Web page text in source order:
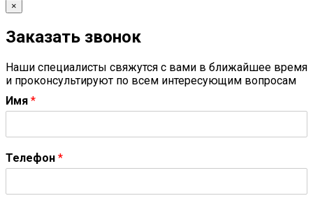
×
Заказать звонок
Наши специалисты свяжутся с вами в ближайшее время
и проконсультируют по всем интересующим вопросам
Имя *
Телефон *